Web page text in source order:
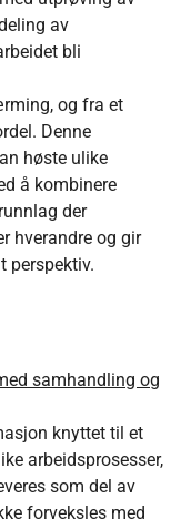
av
bli
og fra et
Denne
høste ulike
å kombinere
der
hverandre og gir
perspektiv.
samhandling og
knyttet til et
arbeidsprosesser,
som del av
forveksles med